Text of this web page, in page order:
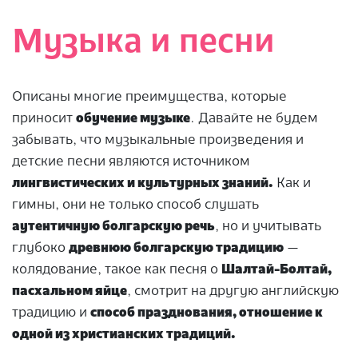
Музыка и песни
Описаны многие преимущества, которые
приносит обучение музыке. Давайте не будем
забывать, что музыкальные произведения и
детские песни являются источником
лингвистических и культурных знаний. Как и
гимны, они не только способ слушать
аутентичную болгарскую речь, но и учитывать
глубоко древнюю болгарскую традицию —
колядование, такое как песня о Шалтай-Болтай,
пасхальном яйце, смотрит на другую английскую
традицию и способ празднования, отношение к
одной из христианских традиций.